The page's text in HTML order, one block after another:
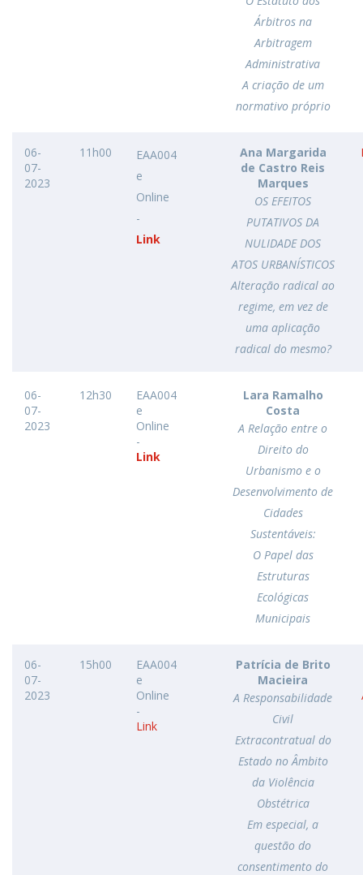
Árbitros na
Arbitragem
Administrativa
A criação de um
normativo próprio
06-
07-
2023
11h00
EAA004
e
Online
-
Link
Ana Margarida
de Castro Reis
Marques
OS EFEITOS
PUTATIVOS DA
NULIDADE DOS
ATOS URBANÍSTICOS
Alteração radical ao
regime, em vez de
uma aplicação
radical do mesmo?
06-
07-
2023
12h30
EAA004
e
Online
-
Link
Lara Ramalho
Costa
A Relação entre o
Direito do
Urbanismo e o
Desenvolvimento de
Cidades
Sustentáveis:
O Papel das
Estruturas
Ecológicas
Municipais
06-
07-
2023
15h00
EAA004
e
Online
-
Link
Patrícia de Brito
Macieira
A Responsabilidade
Civil
Extracontratual do
Estado no Âmbito
da Violência
Obstétrica
Em especial, a
questão do
consentimento do